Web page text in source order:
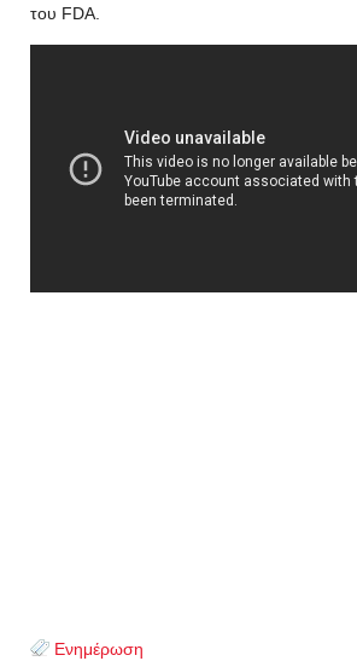
του FDA.
Ενημέρωση